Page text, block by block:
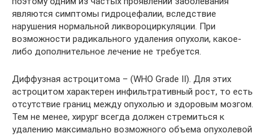
являются симптомы гидроцефалии, вследствие
нарушения нормальной ликвороциркуляции. При
возможности радикального удаления опухоли, какое-
либо дополнительное лечение не требуется.
Диффузная астроцитома – (WHO Grade II). Для этих
астроцитом характерен инфильтративный рост, то есть
отсутствие границ между опухолью и здоровым мозгом.
Тем не менее, хирург всегда должен стремиться к
удалению максимально возможного объема опухолевой